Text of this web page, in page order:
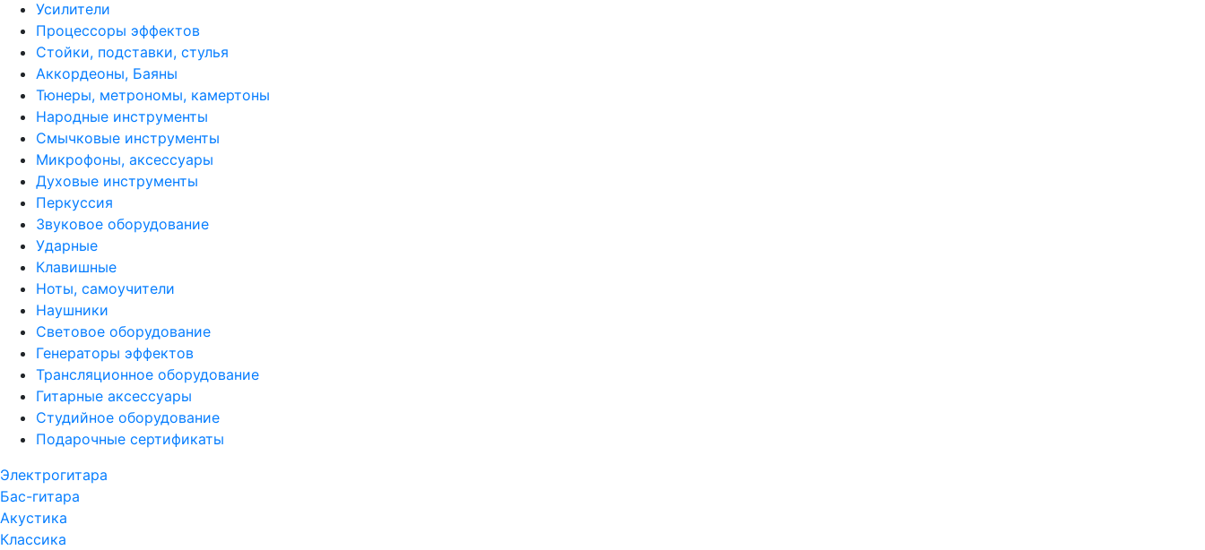
Усилители
Процессоры эффектов
Стойки, подставки, стулья
Аккордеоны, Баяны
Тюнеры, метрономы, камертоны
Народные инструменты
Смычковые инструменты
Микрофоны, аксессуары
Духовые инструменты
Перкуссия
Звуковое оборудование
Ударные
Клавишные
Ноты, самоучители
Наушники
Световое оборудование
Генераторы эффектов
Трансляционное оборудование
Гитарные аксессуары
Студийное оборудование
Подарочные сертификаты
Электрогитара
Бас-гитара
Акустика
Классика